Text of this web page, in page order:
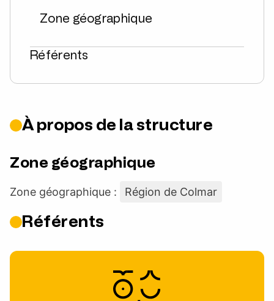
Zone géographique
Référents
À propos de la structure
Zone géographique
Zone géographique : Région de Colmar
Référents